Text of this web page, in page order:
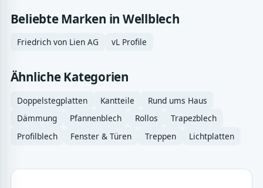
Beliebte Marken in Wellblech
Friedrich von Lien AG vL Profile
Ähnliche Kategorien
Doppelstegplatten Kantteile
Rund ums Haus
Dämmung
Pfannenblech Rollos
Trapezblech
Profilblech
Fenster & Türen Treppen Lichtplatten